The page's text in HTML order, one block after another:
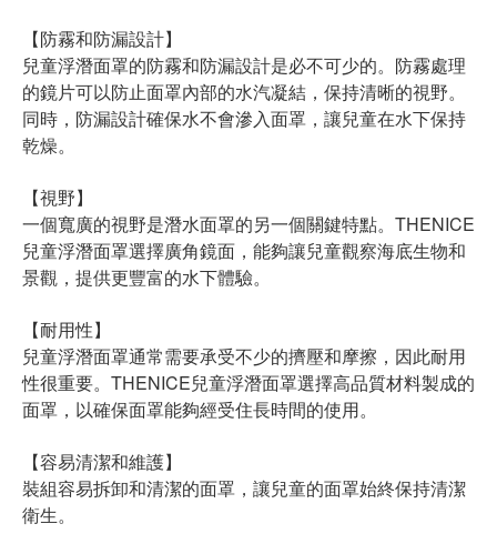
【防霧和防漏設計】
兒童浮潛面罩的防霧和防漏設計是必不可少的。防霧處理
的鏡片可以防止面罩內部的水汽凝結，保持清晰的視野。
同時，防漏設計確保水不會滲入面罩，讓兒童在水下保持
乾燥。
【視野】
一個寬廣的視野是潛水面罩的另一個關鍵特點。THENICE
兒童浮潛面罩選擇廣角鏡面，能夠讓兒童觀察海底生物和
景觀，提供更豐富的水下體驗。
【耐用性】
兒童浮潛面罩通常需要承受不少的擠壓和摩擦，因此耐用
性很重要。THENICE兒童浮潛面罩選擇高品質材料製成的
面罩，以確保面罩能夠經受住長時間的使用。
【容易清潔和維護】
裝組容易拆卸和清潔的面罩，讓兒童的面罩始終保持清潔
衛生。